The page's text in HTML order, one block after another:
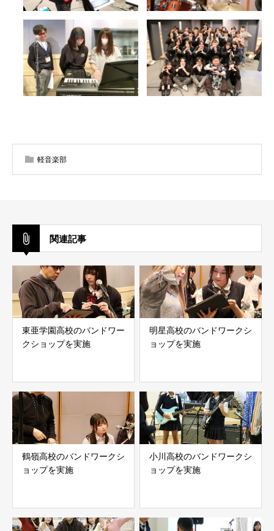
軽音楽部
関連記事
東亜学園高校のバンドワー
クショップを実施
明星高校のバンドワークシ
ョップを実施
鶴嶺高校のバンドワークシ
ョップを実施
小川高校のバンドワークシ
ョップを実施